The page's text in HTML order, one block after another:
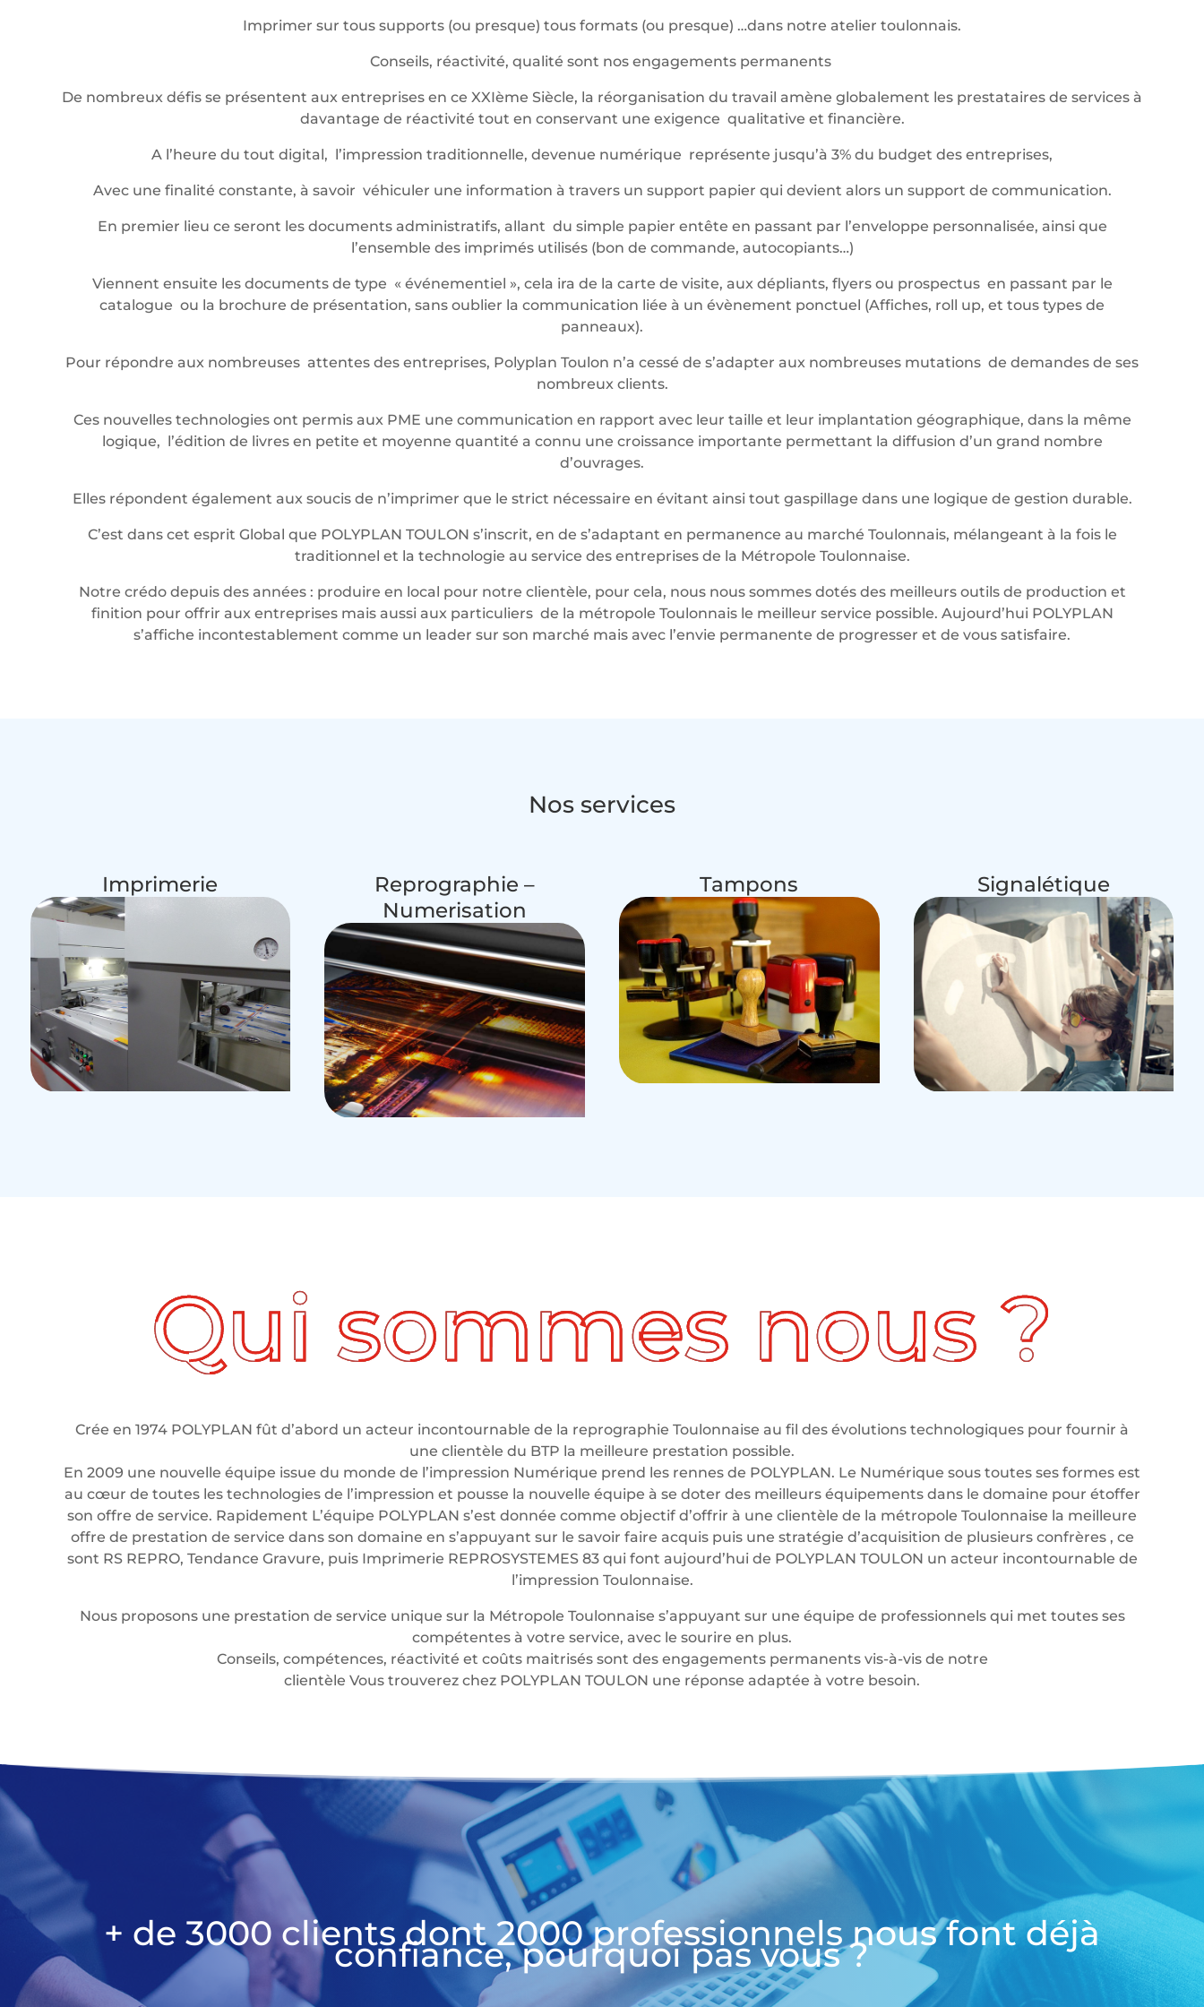
Imprimer sur tous supports (ou presque) tous formats (ou presque) …dans notre atelier toulonnais.
Conseils, réactivité, qualité sont nos engagements permanents
De nombreux défis se présentent aux entreprises en ce XXIème Siècle, la réorganisation du travail amène globalement les prestataires de services à
davantage de réactivité tout en conservant une exigence qualitative et financière.
A l’heure du tout digital, l’impression traditionnelle, devenue numérique représente jusqu’à 3% du budget des entreprises,
Avec une finalité constante, à savoir véhiculer une information à travers un support papier qui devient alors un support de communication.
En premier lieu ce seront les documents administratifs, allant du simple papier entête en passant par l’enveloppe personnalisée, ainsi que
l’ensemble des imprimés utilisés (bon de commande, autocopiants…)
Viennent ensuite les documents de type « événementiel », cela ira de la carte de visite, aux dépliants, flyers ou prospectus en passant par le
catalogue ou la brochure de présentation, sans oublier la communication liée à un évènement ponctuel (Affiches, roll up, et tous types de
panneaux).
Pour répondre aux nombreuses attentes des entreprises, Polyplan Toulon n’a cessé de s’adapter aux nombreuses mutations de demandes de ses
nombreux clients.
Ces nouvelles technologies ont permis aux PME une communication en rapport avec leur taille et leur implantation géographique, dans la même
logique, l’édition de livres en petite et moyenne quantité a connu une croissance importante permettant la diffusion d’un grand nombre
d’ouvrages.
Elles répondent également aux soucis de n’imprimer que le strict nécessaire en évitant ainsi tout gaspillage dans une logique de gestion durable.
C’est dans cet esprit Global que POLYPLAN TOULON s’inscrit, en de s’adaptant en permanence au marché Toulonnais, mélangeant à la fois le
traditionnel et la technologie au service des entreprises de la Métropole Toulonnaise.
Notre crédo depuis des années : produire en local pour notre clientèle, pour cela, nous nous sommes dotés des meilleurs outils de production et
finition pour offrir aux entreprises mais aussi aux particuliers de la métropole Toulonnais le meilleur service possible. Aujourd’hui POLYPLAN
s’affiche incontestablement comme un leader sur son marché mais avec l’envie permanente de progresser et de vous satisfaire.
Nos services
Imprimerie
Reprographie –
Numerisation
Tampons Signalétique
Crée en 1974 POLYPLAN fût d’abord un acteur incontournable de la reprographie Toulonnaise au fil des évolutions technologiques pour fournir à
une clientèle du BTP la meilleure prestation possible.
En 2009 une nouvelle équipe issue du monde de l’impression Numérique prend les rennes de POLYPLAN. Le Numérique sous toutes ses formes est
au cœur de toutes les technologies de l’impression et pousse la nouvelle équipe à se doter des meilleurs équipements dans le domaine pour étoffer
son offre de service. Rapidement L’équipe POLYPLAN s’est donnée comme objectif d’offrir à une clientèle de la métropole Toulonnaise la meilleure
offre de prestation de service dans son domaine en s’appuyant sur le savoir faire acquis puis une stratégie d’acquisition de plusieurs confrères , ce
sont RS REPRO, Tendance Gravure, puis Imprimerie REPROSYSTEMES 83 qui font aujourd’hui de POLYPLAN TOULON un acteur incontournable de
l’impression Toulonnaise.
Nous proposons une prestation de service unique sur la Métropole Toulonnaise s’appuyant sur une équipe de professionnels qui met toutes ses
compétentes à votre service, avec le sourire en plus.
Conseils, compétences, réactivité et coûts maitrisés sont des engagements permanents vis-à-vis de notre
clientèle Vous trouverez chez POLYPLAN TOULON une réponse adaptée à votre besoin.
+ de 3000 clients dont 2000 professionnels nous font déjà
confiance, pourquoi pas vous ?